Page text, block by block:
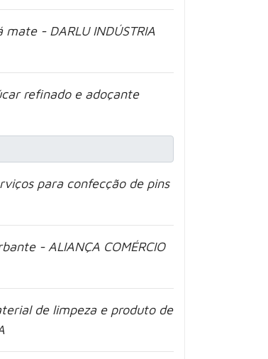
- DARLU INDÚSTRIA
refinado e adoçante
para confecção de pins
- ALIANÇA COMÉRCIO
de limpeza e produto de